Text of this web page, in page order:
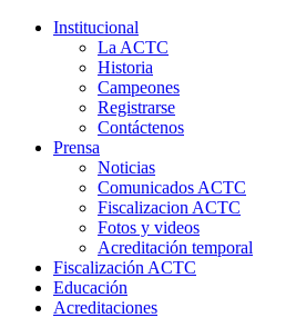
Institucional
La ACTC
Historia
Campeones
Registrarse
Contáctenos
Prensa
Noticias
Comunicados ACTC
Fiscalizacion ACTC
Fotos y videos
Acreditación temporal
Fiscalización ACTC
Educación
Acreditaciones